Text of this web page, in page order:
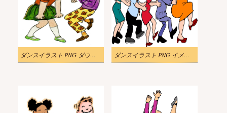
ダンスイラスト PNG ダウンロード 2 ダンスイラスト PNG イメージ 3